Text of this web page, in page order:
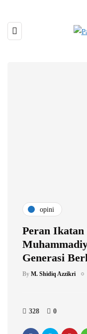
opini
Peran Ikatan
Generasi
By M. Shidiq Azzikri
328 0